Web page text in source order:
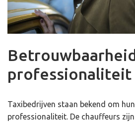
professionaliteit
Taxibedrijven staan bekend om
professionaliteit. De chauffeurs